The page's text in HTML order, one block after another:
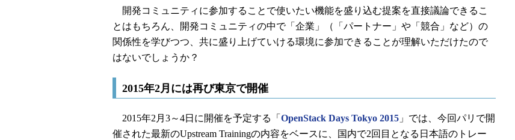
開発コミュニティに参加することで使いたい機能を盛り込む提案を直接議論できるこ
とはもちろん、開発コミュニティの中で「企業」（「パートナー」や「競合」など）の
関係性を学びつつ、共に盛り上げていける環境に参加できることが理解いただけたので
はないでしょうか？
2015年2月には再び東京で開催
2015年2月3～4日に開催を予定する「 OpenStack Days Tokyo 2015 」では、今回パリで開
催された最新のUpstream Trainingの内容をベースに、国内で2回目となる日本語のトレー